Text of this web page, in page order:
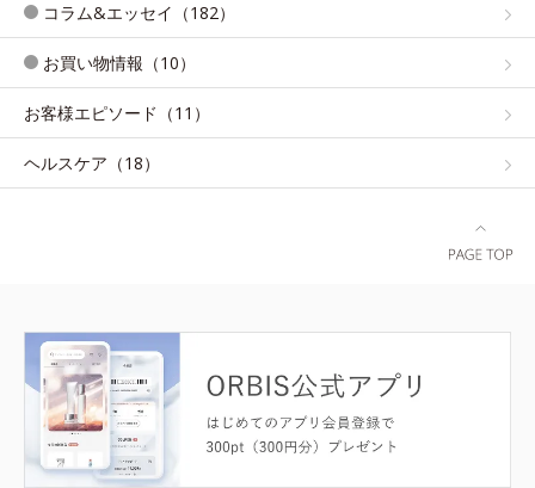
コラム&エッセイ（182）
お買い物情報（10）
お客様エピソード（11）
ヘルスケア（18）